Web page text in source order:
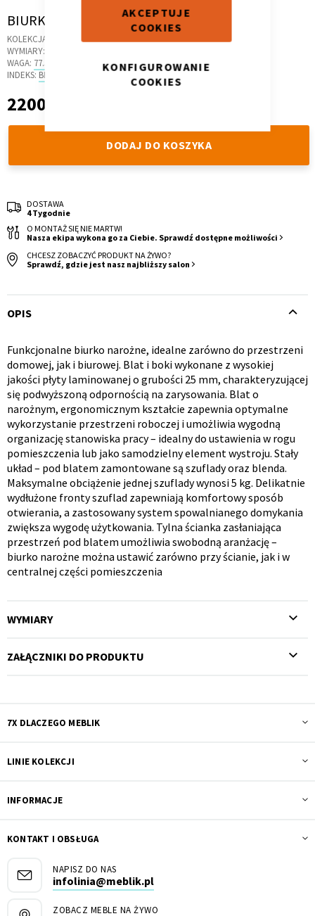
AKCEPTUJE
COOKIES
KONFIGUROWANIE
COOKIES
Skip
the
beginning
of
images
BIURKO NAROŻNE B45 205X95 P WHITE
KOLEKCJA:
WYMIARY:
WAGA: 77.5 KG
INDEKS: BR.44
2 200,00 zł
2200,00 zł
DODAJ DO KOSZYKA
DOSTAWA
4 Tygodnie
O MONTAŻ SIĘ NIE MARTW!
Nasza ekipa wykona go za Ciebie. Sprawdź dostępne możliwości
CHCESZ ZOBACZYĆ PRODUKT NA ŻYWO?
Sprawdź, gdzie jest nasz najbliższy salon
OPIS
Opis
produktu
Funkcjonalne biurko narożne, idealne zarówno do przestrzeni
domowej, jak i biurowej. Blat i boki wykonane z wysokiej
jakości płyty laminowanej o grubości 25 mm, charakteryzującej
się podwyższoną odpornością na zarysowania. Blat o
narożnym, ergonomicznym kształcie zapewnia optymalne
wykorzystanie przestrzeni roboczej i umożliwia wygodną
organizację stanowiska pracy – idealny do ustawienia w rogu
pomieszczenia lub jako samodzielny element wystroju. Stały
układ – pod blatem zamontowane są szuflady oraz blenda.
Maksymalne obciążenie jednej szuflady wynosi 5 kg. Delikatnie
wydłużone fronty szuflad zapewniają komfortowy sposób
otwierania, a zastosowany system spowalnianego domykania
zwiększa wygodę użytkowania. Tylna ścianka zasłaniająca
przestrzeń pod blatem umożliwia swobodną aranżację –
biurko narożne można ustawić zarówno przy ścianie, jak i w
centralnej części pomieszczenia
WYMIARY
ZAŁĄCZNIKI DO PRODUKTU
7X DLACZEGO MEBLIK
LINIE KOLEKCJI
INFORMACJE
KONTAKT I OBSŁUGA
NAPISZ DO NAS
infolinia@meblik.pl
ZOBACZ MEBLE NA ŻYWO
Toaletka
Krzesło i fotel Wszystkie meble